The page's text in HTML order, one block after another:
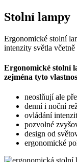
Stolní lampy
Ergonomické stolní
intenzity světla
Ergonomické stolní
zejména tyto
neoslňují ale
denní i noční
ovládání
pozvolné
design od
ergonomické